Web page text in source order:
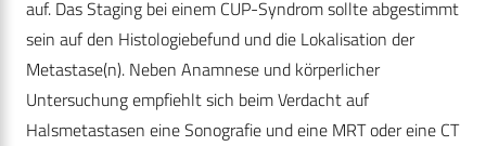
auf. Das Staging bei einem CUP-Syndrom sollte abgestimmt
sein auf den Histologiebefund und die Lokalisation der
Metastase(n). Neben Anamnese und körperlicher
Untersuchung empfiehlt sich beim Verdacht auf
Halsmetastasen eine Sonografie und eine MRT oder eine CT